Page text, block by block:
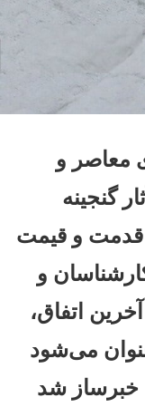
معاصر و
گنجینه
قدمت و قیمت
و
اتفاق،
می‌شود
خبرساز شد